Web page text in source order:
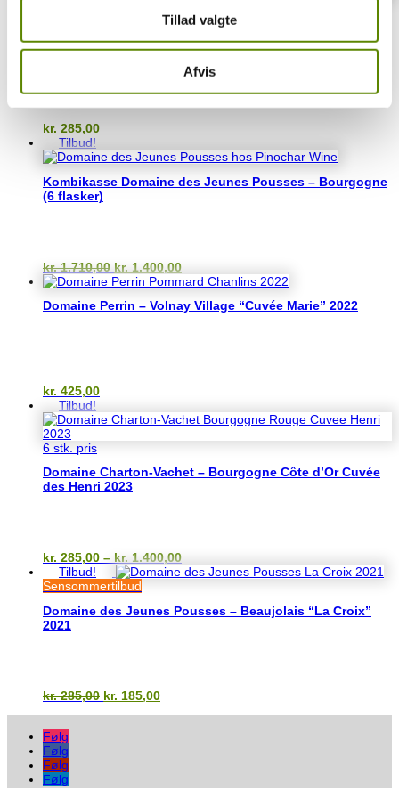
Tillad valgte
Afvis
Domaine Charton-Vachet – Montagny Cuvée
kr. 285,00
Tilbud!
Kombikasse Domaine des Jeunes Pousses – Bourgogne
(6 flasker)
kr.1.710,00 Den
oprindelige
var:
kr. 1.400,00Den
aktuelle
er:
Domaine Perrin – Volnay Village “Cuvée Marie” 2022
kr. 425,00
Tilbud!
6 stk. pris
Domaine Charton-Vachet – Bourgogne Côte d’Or Cuvée
des Henri 2023
kr. 285,00 – kr. 1.400,00Prisinterval:
kr. 285,00
Tilbud!
Sensommertilbud
Domaine des Jeunes Pousses – Beaujolais “La Croix”
2021
kr.285,00 Den
kr. 185,00Den
Følg
Følg
Følg
Følg